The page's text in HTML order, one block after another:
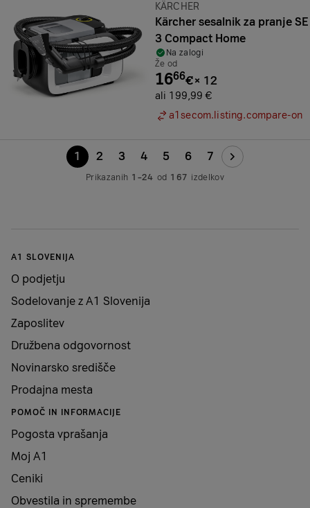
Znamka:
KÄRCHER
Kärcher sesalnik za pranje SE
3 Compact Home
Na zalogi
Že od
1666€× 12
ali 199,99 €
a1secom.listing.compare-on
1 2 3 4 5 6 7
Prikazanih 1–24 od 167 izdelkov
A1 SLOVENIJA
O podjetju
Sodelovanje z A1 Slovenija
Zaposlitev
Družbena odgovornost
Novinarsko središče
Prodajna mesta
POMOČ IN INFORMACIJE
Pogosta vprašanja
Moj A1
Ceniki
Obvestila in spremembe